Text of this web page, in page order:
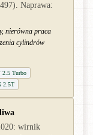
Naprawa:
nierówna praca
cylindrów
2.5 Turbo
2.5T
wirnik